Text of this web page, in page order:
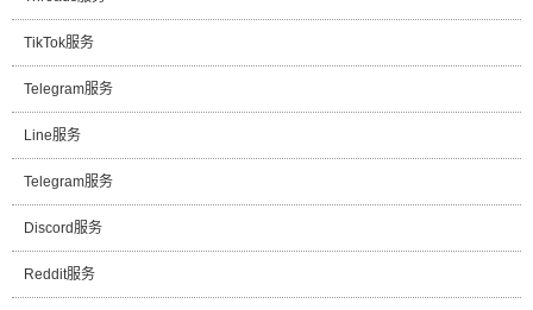
TikTok服务
Telegram服务
Line服务
Telegram服务
Discord服务
Reddit服务